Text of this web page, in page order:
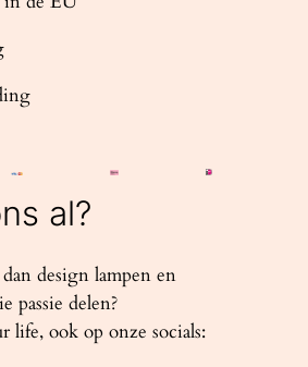
al?
design lampen en
passie delen?
life, ook op onze socials: